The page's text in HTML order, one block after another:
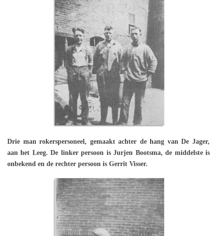
Drie man rokerspersoneel, gemaakt achter de hang van De Jager,
aan het Leeg. De linker persoon is Jurjen Bootsma, de middelste is
onbekend en de rechter persoon is Gerrit Visser.